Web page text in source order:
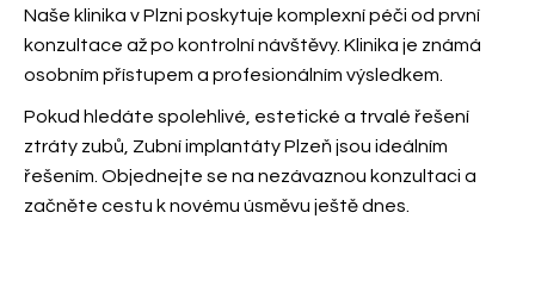
Naše klinika v Plzni poskytuje komplexní péči od první
konzultace až po kontrolní návštěvy. Klinika je známá
osobním přístupem a profesionálním výsledkem.
Pokud hledáte spolehlivé, estetické a trvalé řešení
ztráty zubů, Zubní implantáty Plzeň jsou ideálním
řešením. Objednejte se na nezávaznou konzultaci a
začněte cestu k novému úsměvu ještě dnes.